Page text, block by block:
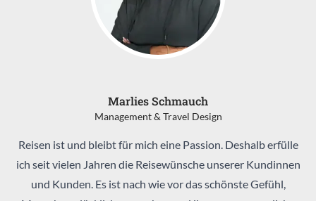
Marlies Schmauch
Management & Travel Design
Reisen ist und bleibt für mich eine Passion. Deshalb erfülle
ich seit vielen Jahren die Reisewünsche unserer Kundinnen
und Kunden. Es ist nach wie vor das schönste Gefühl,